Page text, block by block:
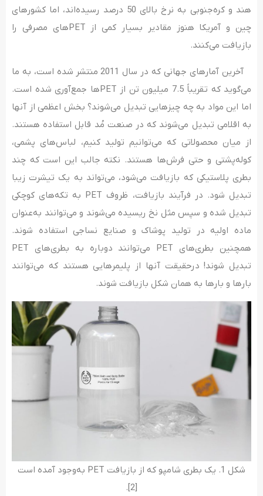
هند و کره‌جنوبی به نرخ بالای 50 درصد رسیده‌اند، اما کشورهای
چین و آمریکا هنوز مقادیر بسیار کمی از PET‌های مصرفی را
بازیافت می‌کنند.
آخرین آمارهای جهانی که در سال 2011 منتشر شده است، به ما
می‌گوید که تقریباً 7.5 میلیون تن از PET‌ها جمع‌آوری شده است.
اما این ‌مواد به چه‌ چیزهایی تبدیل می‌شوند؟ بخش اعظمی از آنها
به اقلامی تبدیل می‌شوند که در صنعت مُد قابل ‌استفاده‌ هستند.
از میان محصولاتی که می‌توانیم تولید کنیم، لباس‌های پشمی،
کوله‌پشتی و حتی فرش‌ها هستند. نکته جالب این ا‌ست که چند
بطری پلاستیکی که بازیافت می‌‌شود، می‌تواند به یک تیشرت زیبا
تبدیل شود. در فرآیند بازیافت، ظروف PET به تکه‌های کوچکی
تبدیل شده و سپس مثل نخ ریسیده می‌‌شوند و می‌‌توانند به‌عنوان
ماده اولیه در تولید پوشاک و صنایع نساجی استفاده شوند.
همچنین بطری‌های PET می‌توانند دوباره به بطری‌های PET
تبدیل شوند! درحقیقت آنها از پلیمرهایی هستند که می‌توانند
بارها و بارها به همان شکل بازیافت شوند.
شکل 1. یک بطری شامپو که از بازیافت PET به‌وجود آمده است
[2].